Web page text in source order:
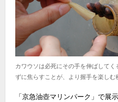
カワウソは必死にその手を伸ばして
ずに焦らすことが、より握手を楽しむ
「京急油壺マリンパーク」で展